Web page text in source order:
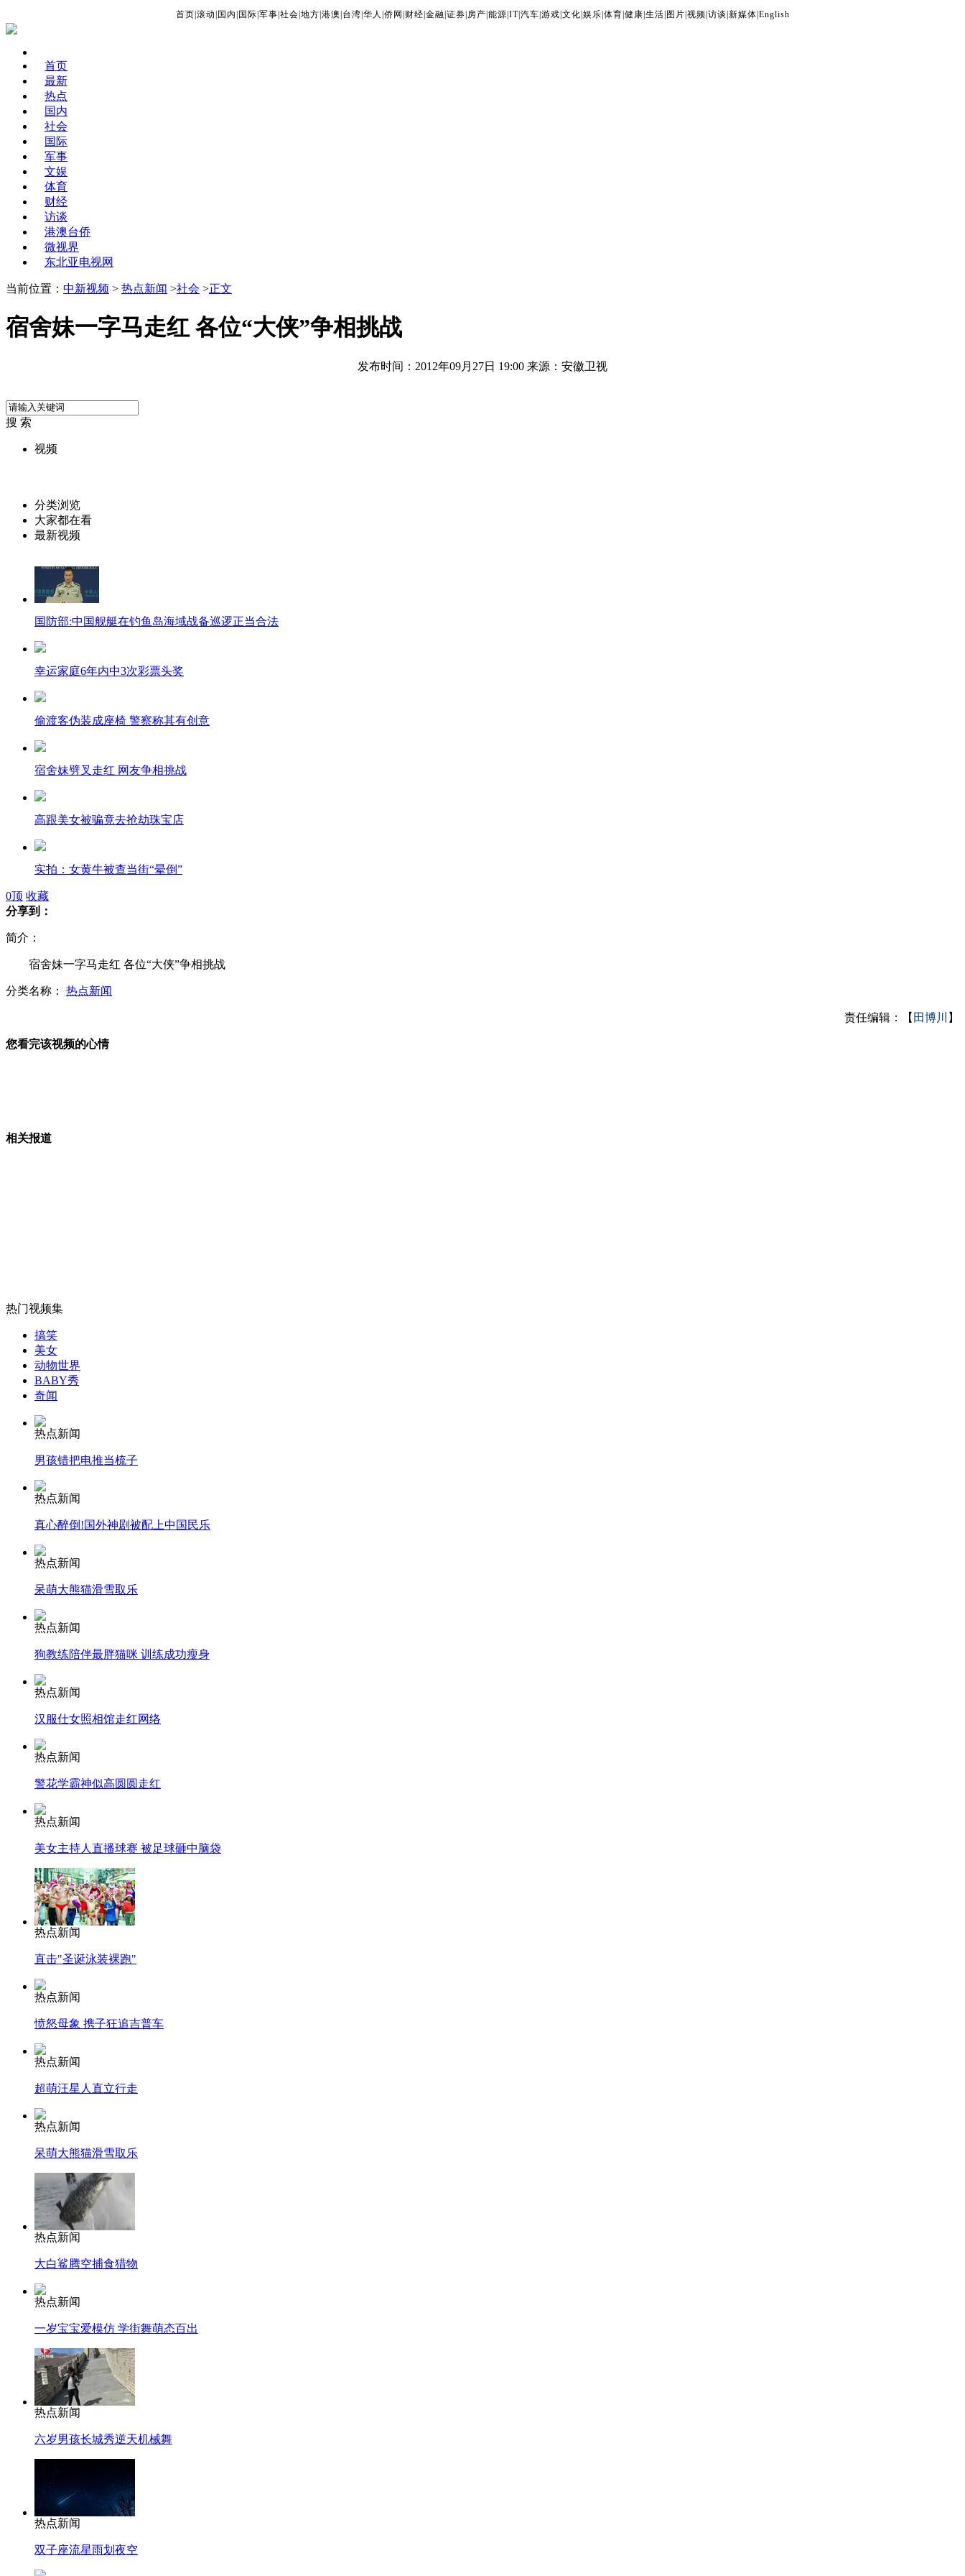
首页 滚动 国内 国际 军事 社会 地方 港澳 台湾 华人 侨网 财经 金融 证券 房产 能源 IT| 汽车 游戏 文化 娱乐 体育 健康 生活 图片 视频 访谈 新媒体 English
首页
最新
热点
国内
社会
国际
军事
文娱
体育
财经
访谈
港澳台侨
微视界
东北亚电视网
当前位置： 中新视频 > 热点新闻 >社会 >正文
宿舍妹一字马走红 各位“大侠”争相挑战
发布时间：2012年09月27日 19:00 来源：安徽卫视
搜 索
视频
分类浏览
大家都在看
最新视频
国防部:中国舰艇在钓鱼岛海域战备巡逻正当合法
幸运家庭6年内中3次彩票头奖
偷渡客伪装成座椅 警察称其有创意
宿舍妹劈叉走红 网友争相挑战
高跟美女被骗竟去抢劫珠宝店
实拍：女黄牛被查当街“晕倒”
高速两车对撞 小伙被甩出安然无恙
实拍轿车遭电线勾绊 被直勾勾吊起
外交部：有关国家言论片面不公正
安徽一实载49人客车翻车
走！跟着总书记去植树
消防员救轻生者
纽约上演“枕头大战”
司机酒驾遇交警 急速倒车逃窜
0顶 收藏
分享到：
简介：
宿舍妹一字马走红 各位“大侠”争相挑战
分类名称： 热点新闻
责任编辑：【 田博川 】
您看完该视频的心情
相关报道
热门视频集
搞笑
美女
动物世界
BABY秀
奇闻
热点新闻
男孩错把电推当梳子
热点新闻
真心醉倒!国外神剧被配上中国民乐
热点新闻
呆萌大熊猫滑雪取乐
热点新闻
狗教练陪伴最胖猫咪 训练成功瘦身
热点新闻
汉服仕女照相馆走红网络
热点新闻
警花学霸神似高圆圆走红
热点新闻
美女主持人直播球赛 被足球砸中脑袋
热点新闻
直击"圣诞泳装裸跑"
热点新闻
愤怒母象 携子狂追吉普车
热点新闻
超萌汪星人直立行走
热点新闻
呆萌大熊猫滑雪取乐
热点新闻
大白鲨腾空捕食猎物
热点新闻
一岁宝宝爱模仿 学街舞萌态百出
热点新闻
六岁男孩长城秀逆天机械舞
热点新闻
双子座流星雨划夜空